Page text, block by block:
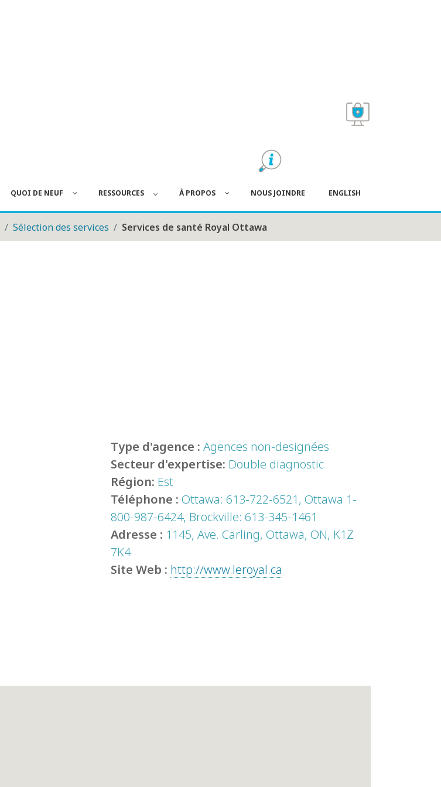
QUOI DE NEUF RESSOURCES À PROPOS NOUS JOINDRE ENGLISH
Sélection des services Services de santé Royal Ottawa
Type d'agence : Agences non-designées
Secteur d'expertise: Double diagnostic
Région: Est
Téléphone : Ottawa: 613-722-6521, Ottawa 1-
800-987-6424, Brockville: 613-345-1461
Adresse : 1145, Ave. Carling, Ottawa, ON, K1Z
7K4
Site Web : http://www.leroyal.ca